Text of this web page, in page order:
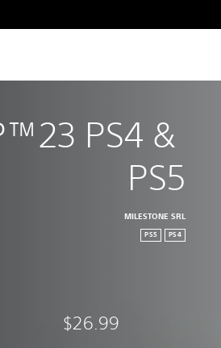
PS4 &
PS5
MILESTONE SRL
PS4
PS5
$26.99